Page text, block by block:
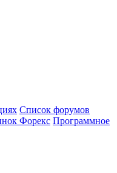
Список форумов
Форекс Программное